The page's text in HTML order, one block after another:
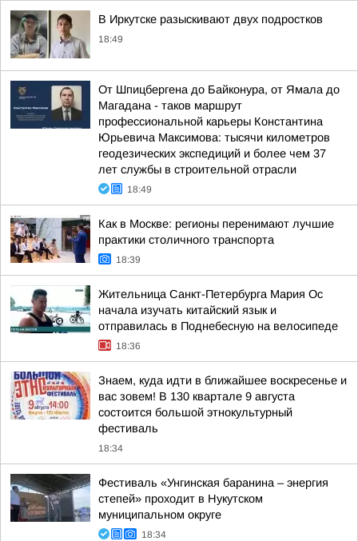
В Иркутске разыскивают двух подростков
18:49
От Шпицбергена до Байконура, от Ямала до
Магадана - таков маршрут
профессиональной карьеры Константина
Юрьевича Максимова: тысячи километров
геодезических экспедиций и более чем 37
лет службы в строительной отрасли
18:49
Как в Москве: регионы перенимают лучшие
практики столичного транспорта
18:39
Жительница Санкт-Петербурга Мария Ос
начала изучать китайский язык и
отправилась в Поднебесную на велосипеде
18:36
Знаем, куда идти в ближайшее воскресенье и
вас зовем! В 130 квартале 9 августа
состоится большой этнокультурный
фестиваль
18:34
Фестиваль «Унгинская баранина – энергия
степей» проходит в Нукутском
муниципальном округе
18:34